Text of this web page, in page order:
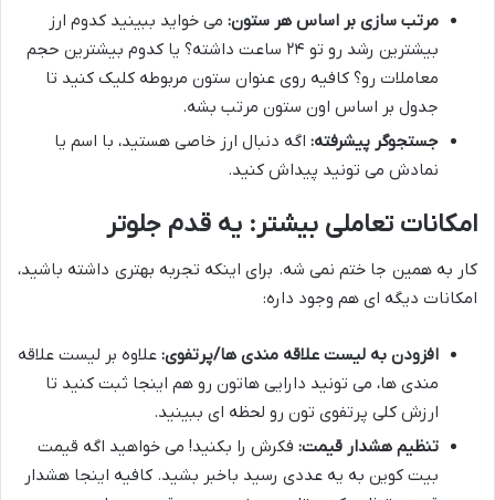
مرتب سازی بر اساس هر ستون: می خواید ببینید کدوم ارز
بیشترین رشد رو تو ۲۴ ساعت داشته؟ یا کدوم بیشترین حجم
معاملات رو؟ کافیه روی عنوان ستون مربوطه کلیک کنید تا
جدول بر اساس اون ستون مرتب بشه.
جستجوگر پیشرفته: اگه دنبال ارز خاصی هستید، با اسم یا
نمادش می تونید پیداش کنید.
امکانات تعاملی بیشتر: یه قدم جلوتر
کار به همین جا ختم نمی شه. برای اینکه تجربه بهتری داشته باشید،
امکانات دیگه ای هم وجود داره:
افزودن به لیست علاقه مندی ها/پرتفوی: علاوه بر لیست علاقه
مندی ها، می تونید دارایی هاتون رو هم اینجا ثبت کنید تا
ارزش کلی پرتفوی تون رو لحظه ای ببینید.
تنظیم هشدار قیمت: فکرش را بکنید! می خواهید اگه قیمت
بیت کوین به یه عددی رسید باخبر بشید. کافیه اینجا هشدار